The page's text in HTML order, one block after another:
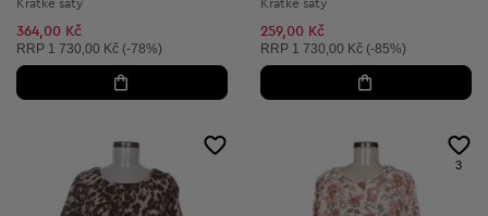
Krátké šaty
364,00 Kč
Doporučená cena:
RRP 1 730,00 Kč (-78%)
Krátké šaty
259,00 Kč
Doporučená cena:
RRP 1 730,00 Kč (-85%)
3